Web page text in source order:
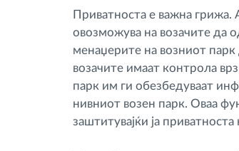
Приватноста е важна грижа.
овозможува на возачите да
менаџерите на возниот
возачите имаат контрола
парк им ги обезбедуваат
нивниот возен парк. Оваа
заштитувајќи ја приватноста